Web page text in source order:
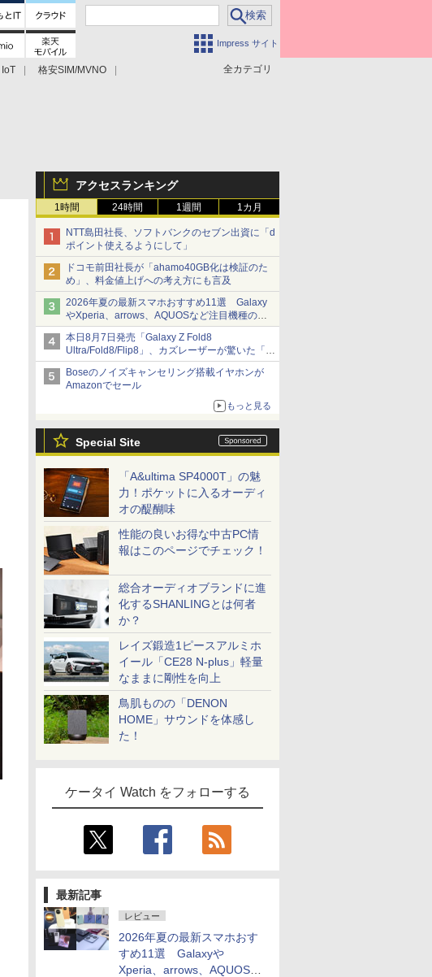
Impress サイト
全カテゴリ
IoT
格安SIM/MVNO
アクセスランキング
1時間 24時間 1週間 1カ月
NTT島田社長、ソフトバンクのセブン出資に「d
ポイント使えるようにして」
ドコモ前田社長が「ahamo40GB化は検証のた
め」、料金値上げへの考え方にも言及
2026年夏の最新スマホおすすめ11選 Galaxy
やXperia、arrows、AQUOSなど注目機種の特
徴は
本日8月7日発売「Galaxy Z Fold8
Ultra/Fold8/Flip8」、カズレーザーが驚いた「そ
ば屋のメニュー並みの薄さ」
Boseのノイズキャンセリング搭載イヤホンが
Amazonでセール
もっと見る
Special Site
「A&ultima SP4000T」の魅
力！ポケットに入るオーディ
オの醍醐味
性能の良いお得な中古PC情
報はこのページでチェック！
総合オーディオブランドに進
化するSHANLINGとは何者
か？
レイズ鍛造1ピースアルミホ
イール「CE28 N-plus」軽量
なままに剛性を向上
鳥肌ものの「DENON
HOME」サウンドを体感し
た！
ケータイ Watch をフォローする
最新記事
レビュー
2026年夏の最新スマホおす
すめ11選 Galaxyや
Xperia、arrows、AQUOSな